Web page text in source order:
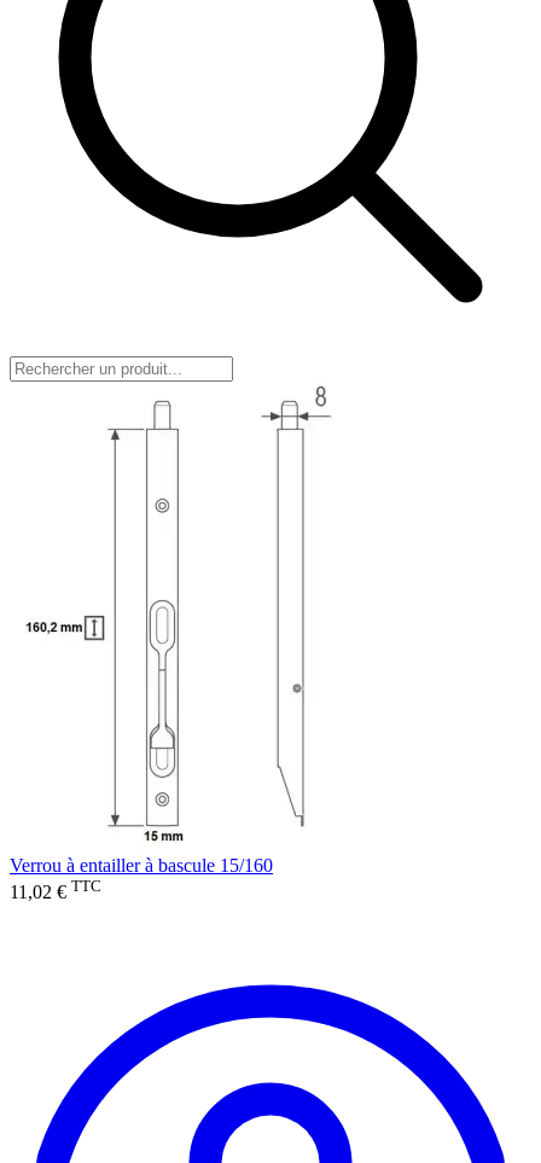
Verrou à entailler à bascule 15/160
11,02 € TTC